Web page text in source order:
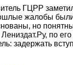
ГЦРР
жалобы
но
по
задержать